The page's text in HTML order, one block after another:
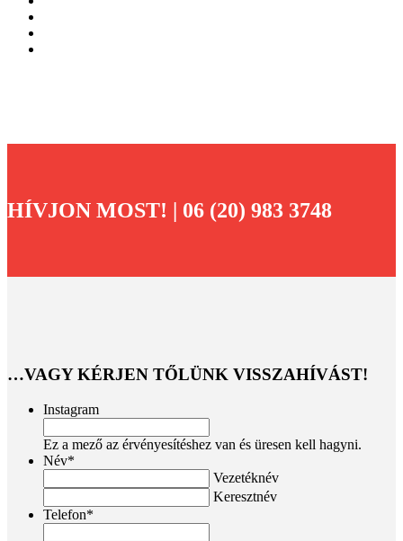
HÍVJON MOST! | 06 (20) 983 3748
…VAGY KÉRJEN TŐLÜNK VISSZAHÍVÁST!
Instagram
Ez a mező az érvényesítéshez van és üresen kell hagyni.
Név*
Vezetéknév
Keresztnév
Telefon*